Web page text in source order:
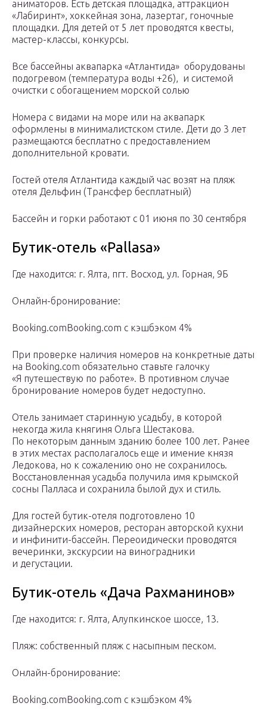
аниматоров. Есть детская площадка, аттракцион
«Лабиринт», хоккейная зона, лазертаг, гоночные
площадки. Для детей от 5 лет проводятся квесты,
мастер-классы, конкурсы.
Все бассейны аквапарка «Атлантида» оборудованы
подогревом (температура воды +26), и системой
очистки с обогащением морской солью
Номера с видами на море или на аквапарк
оформлены в минималистском стиле. Дети до 3 лет
размещаются бесплатно с предоставлением
дополнительной кровати.
Гостей отеля Атлантида каждый час возят на пляж
отеля Дельфин (Трансфер бесплатный)
Бассейн и горки работают с 01 июня по 30 сентября
Бутик-отель «Pallasa»
Где находится: г. Ялта, пгт. Восход, ул. Горная, 9Б
Онлайн-бронирование:
Booking.comBooking.com с кэшбэком 4%
При проверке наличия номеров на конкретные даты
на Booking.com обязательно ставьте галочку
«Я путешествую по работе». В противном случае
бронирование номеров будет недоступно.
Отель занимает старинную усадьбу, в которой
некогда жила княгиня Ольга Шестакова.
По некоторым данным зданию более 100 лет. Ранее
в этих местах располагалось еще и имение князя
Ледокова, но к сожалению оно не сохранилось.
Восстановленная усадьба получила имя крымской
сосны Палласа и сохранила былой дух и стиль.
Для гостей бутик-отеля подготовлено 10
дизайнерских номеров, ресторан авторской кухни
и инфинити-бассейн. Переоидически проводятся
вечеринки, экскурсии на виноградники
и дегустации.
Бутик-отель «Дача Рахманинов»
Где находится: г. Ялта, Алупкинское шоссе, 13.
Пляж: собственный пляж с насыпным песком.
Онлайн-бронирование:
Booking.comBooking.com с кэшбэком 4%